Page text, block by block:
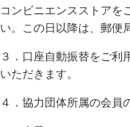
コンビニエンスストアを
い。この日以降は、郵便
３．口座自動振替をご利
いただきます。
４．協力団体所属の会員